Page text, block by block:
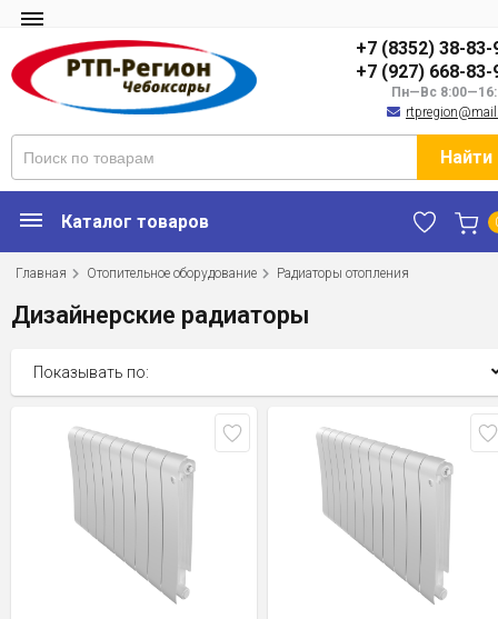
+7 (8352) 38-83-
+7 (927) 668-83-
Пн—Вс
Найти
Каталог товаров
Главная Отопительное оборудование Радиаторы отопления
Дизайнерские радиаторы
Показывать по: